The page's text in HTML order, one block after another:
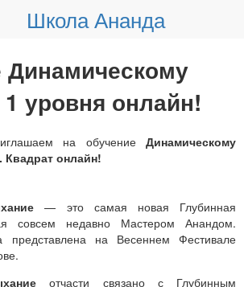
Школа Ананда
Динамическому
уровня онлайн!
на обучениеДинамическому
онлайн!
— это самая новая Глубинная
совсем недавно Мастером Анандом.
на Весеннем Фестивале
отчасти связано с Глубинным